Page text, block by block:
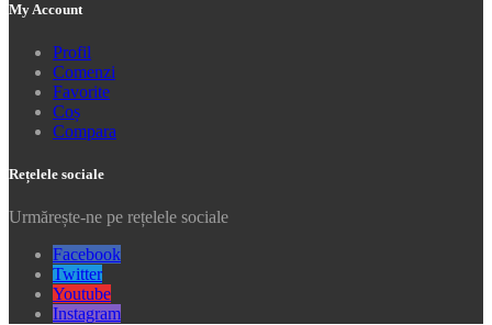
My Account
Profil
Comenzi
Favorite
Coș
Compara
Rețelele sociale
Urmărește-ne pe rețelele sociale
Facebook
Twitter
Youtube
Instagram